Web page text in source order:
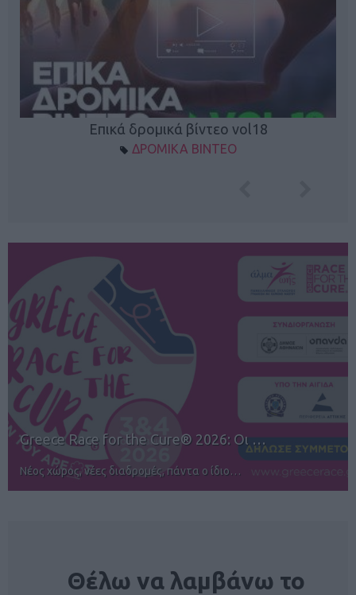
Επικά δρομικά βίντεο vol18
ΔΡΟΜΙΚΑ ΒΙΝΤΕΟ
12ος TUI Rhodes Marathon: Άνοιγμα ε…
Αγώνες για όλους στην Ρόδο
Θέλω να λαμβάνω το